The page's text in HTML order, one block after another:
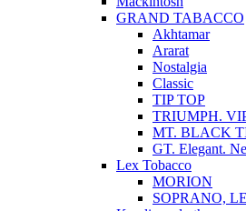
GRAND TABACCO
Akhtamar
Ararat
Nostalgia
Classic
TIP TOP
TRIUMPH.
MT. BLACK
GT. Elegant.
Lex Tobacco
MORION
SOPRANO,